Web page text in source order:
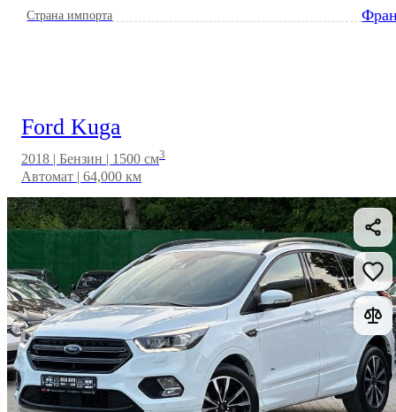
Страна импорта
Ford Kuga
2018 | Бензин | 1500 см3
Автомат | 64,000 км